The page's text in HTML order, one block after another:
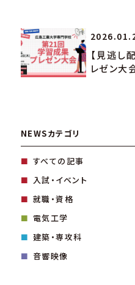
【見逃し
レゼン大
NEWSカテゴリ
すべての記事
入試・イベント
就職・資格
電気工学
建築・専攻科
音響映像